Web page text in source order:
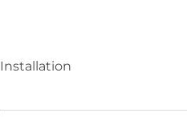
Installation